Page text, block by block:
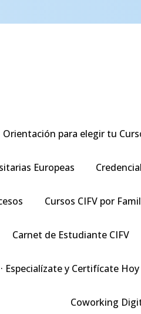
Orientación para elegir tu
Europeas
Cursos CIFV por
Carnet de Estudiante CIFV
Especialízate y Certifícate Hoy
Coworking